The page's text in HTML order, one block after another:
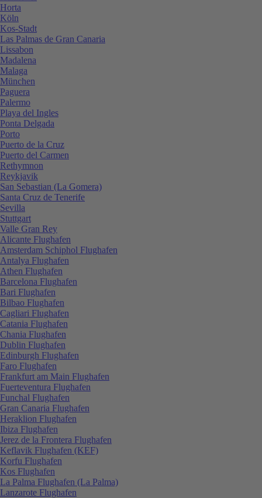
Horta
Köln
Kos-Stadt
Las Palmas de Gran Canaria
Lissabon
Madalena
Malaga
München
Paguera
Palermo
Playa del Ingles
Ponta Delgada
Porto
Puerto de la Cruz
Puerto del Carmen
Rethymnon
Reykjavik
San Sebastian (La Gomera)
Santa Cruz de Tenerife
Sevilla
Stuttgart
Valle Gran Rey
Alicante Flughafen
Amsterdam Schiphol Flughafen
Antalya Flughafen
Athen Flughafen
Barcelona Flughafen
Bari Flughafen
Bilbao Flughafen
Cagliari Flughafen
Catania Flughafen
Chania Flughafen
Dublin Flughafen
Edinburgh Flughafen
Faro Flughafen
Frankfurt am Main Flughafen
Fuerteventura Flughafen
Funchal Flughafen
Gran Canaria Flughafen
Heraklion Flughafen
Ibiza Flughafen
Jerez de la Frontera Flughafen
Keflavik Flughafen (KEF)
Korfu Flughafen
Kos Flughafen
La Palma Flughafen (La Palma)
Lanzarote Flughafen